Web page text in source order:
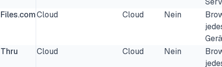
Files.comCloud Cloud Nein
Thru
Cloud Cloud Nein